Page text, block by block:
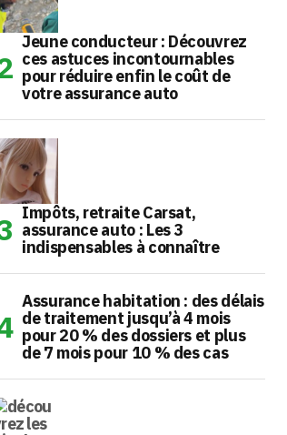
Jeune conducteur : Découvrez
ces astuces incontournables
pour réduire enfin le coût de
votre assurance auto
Impôts, retraite Carsat,
assurance auto : Les 3
indispensables à connaître
Assurance habitation : des délais
de traitement jusqu’à 4 mois
pour 20 % des dossiers et plus
de 7 mois pour 10 % des cas